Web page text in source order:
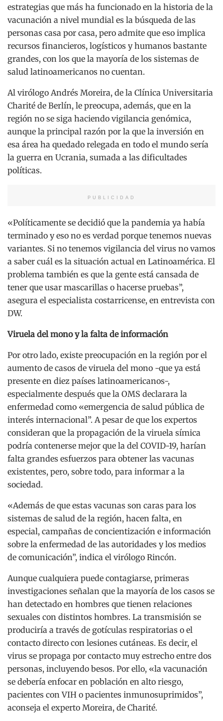
estrategias que más ha funcionado en la historia de la
vacunación a nivel mundial es la búsqueda de las
personas casa por casa, pero admite que eso implica
recursos financieros, logísticos y humanos bastante
grandes, con los que la mayoría de los sistemas de
salud latinoamericanos no cuentan.
Al virólogo Andrés Moreira, de la Clínica Universitaria
Charité de Berlín, le preocupa, además, que en la
región no se siga haciendo vigilancia genómica,
aunque la principal razón por la que la inversión en
esa área ha quedado relegada en todo el mundo sería
la guerra en Ucrania, sumada a las dificultades
políticas.
PUBLICIDAD
«Políticamente se decidió que la pandemia ya había
terminado y eso no es verdad porque tenemos nuevas
variantes. Si no tenemos vigilancia del virus no vamos
a saber cuál es la situación actual en Latinoamérica. El
problema también es que la gente está cansada de
tener que usar mascarillas o hacerse pruebas”,
asegura el especialista costarricense, en entrevista con
DW.
Viruela del mono y la falta de información
Por otro lado, existe preocupación en la región por el
aumento de casos de viruela del mono -que ya está
presente en diez países latinoamericanos-,
especialmente después que la OMS declarara la
enfermedad como «emergencia de salud pública de
interés internacional”. A pesar de que los expertos
consideran que la propagación de la viruela símica
podría contenerse mejor que la del COVID-19, harían
falta grandes esfuerzos para obtener las vacunas
existentes, pero, sobre todo, para informar a la
sociedad.
«Además de que estas vacunas son caras para los
sistemas de salud de la región, hacen falta, en
especial, campañas de concientización e información
sobre la enfermedad de las autoridades y los medios
de comunicación”, indica el virólogo Rincón.
Aunque cualquiera puede contagiarse, primeras
investigaciones señalan que la mayoría de los casos se
han detectado en hombres que tienen relaciones
sexuales con distintos hombres. La transmisión se
produciría a través de gotículas respiratorias o el
contacto directo con lesiones cutáneas. Es decir, el
virus se propaga por contacto muy estrecho entre dos
personas, incluyendo besos. Por ello, «la vacunación
se debería enfocar en población en alto riesgo,
pacientes con VIH o pacientes inmunosuprimidos”,
aconseja el experto Moreira, de Charité.